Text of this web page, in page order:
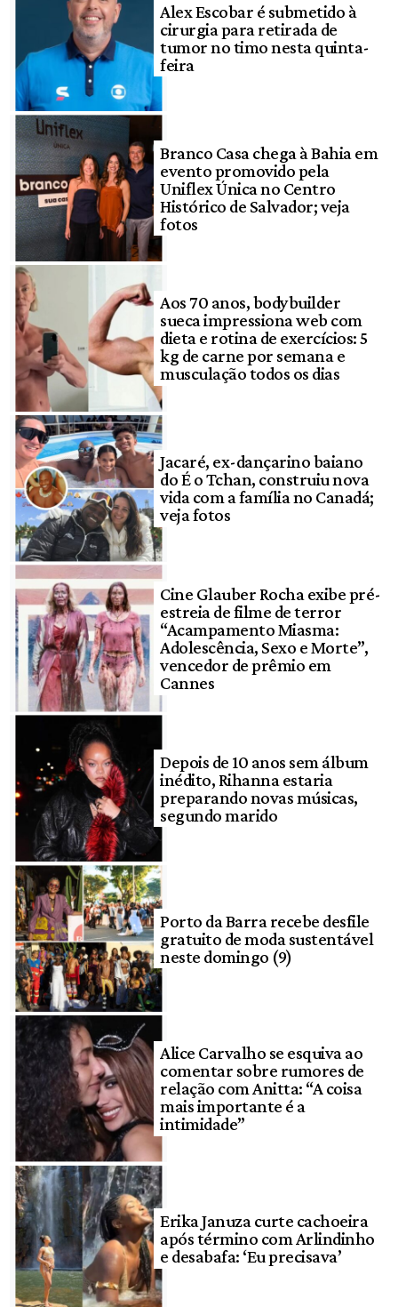
Alex Escobar é submetido à
cirurgia para retirada de
tumor no timo nesta quinta-
feira
Branco Casa chega à Bahia em
evento promovido pela
Uniflex Única no Centro
Histórico de Salvador; veja
fotos
Aos 70 anos, bodybuilder
sueca impressiona web com
dieta e rotina de exercícios: 5
kg de carne por semana e
musculação todos os dias
Jacaré, ex-dançarino baiano
do É o Tchan, construiu nova
vida com a família no Canadá;
veja fotos
Cine Glauber Rocha exibe pré-
estreia de filme de terror
“Acampamento Miasma:
Adolescência, Sexo e Morte”,
vencedor de prêmio em
Cannes
Depois de 10 anos sem álbum
inédito, Rihanna estaria
preparando novas músicas,
segundo marido
Porto da Barra recebe desfile
gratuito de moda sustentável
neste domingo (9)
Alice Carvalho se esquiva ao
comentar sobre rumores de
relação com Anitta: “A coisa
mais importante é a
intimidade”
Erika Januza curte cachoeira
após término com Arlindinho
e desabafa: ‘Eu precisava’